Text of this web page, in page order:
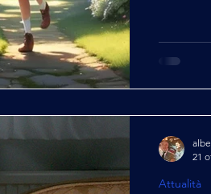
Attualità
21